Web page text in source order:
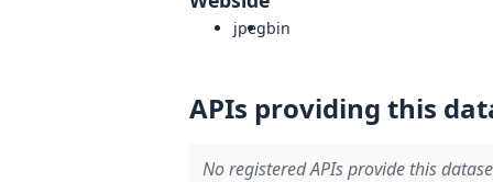
jpegbin
APIs providing this
No registered APIs provide this